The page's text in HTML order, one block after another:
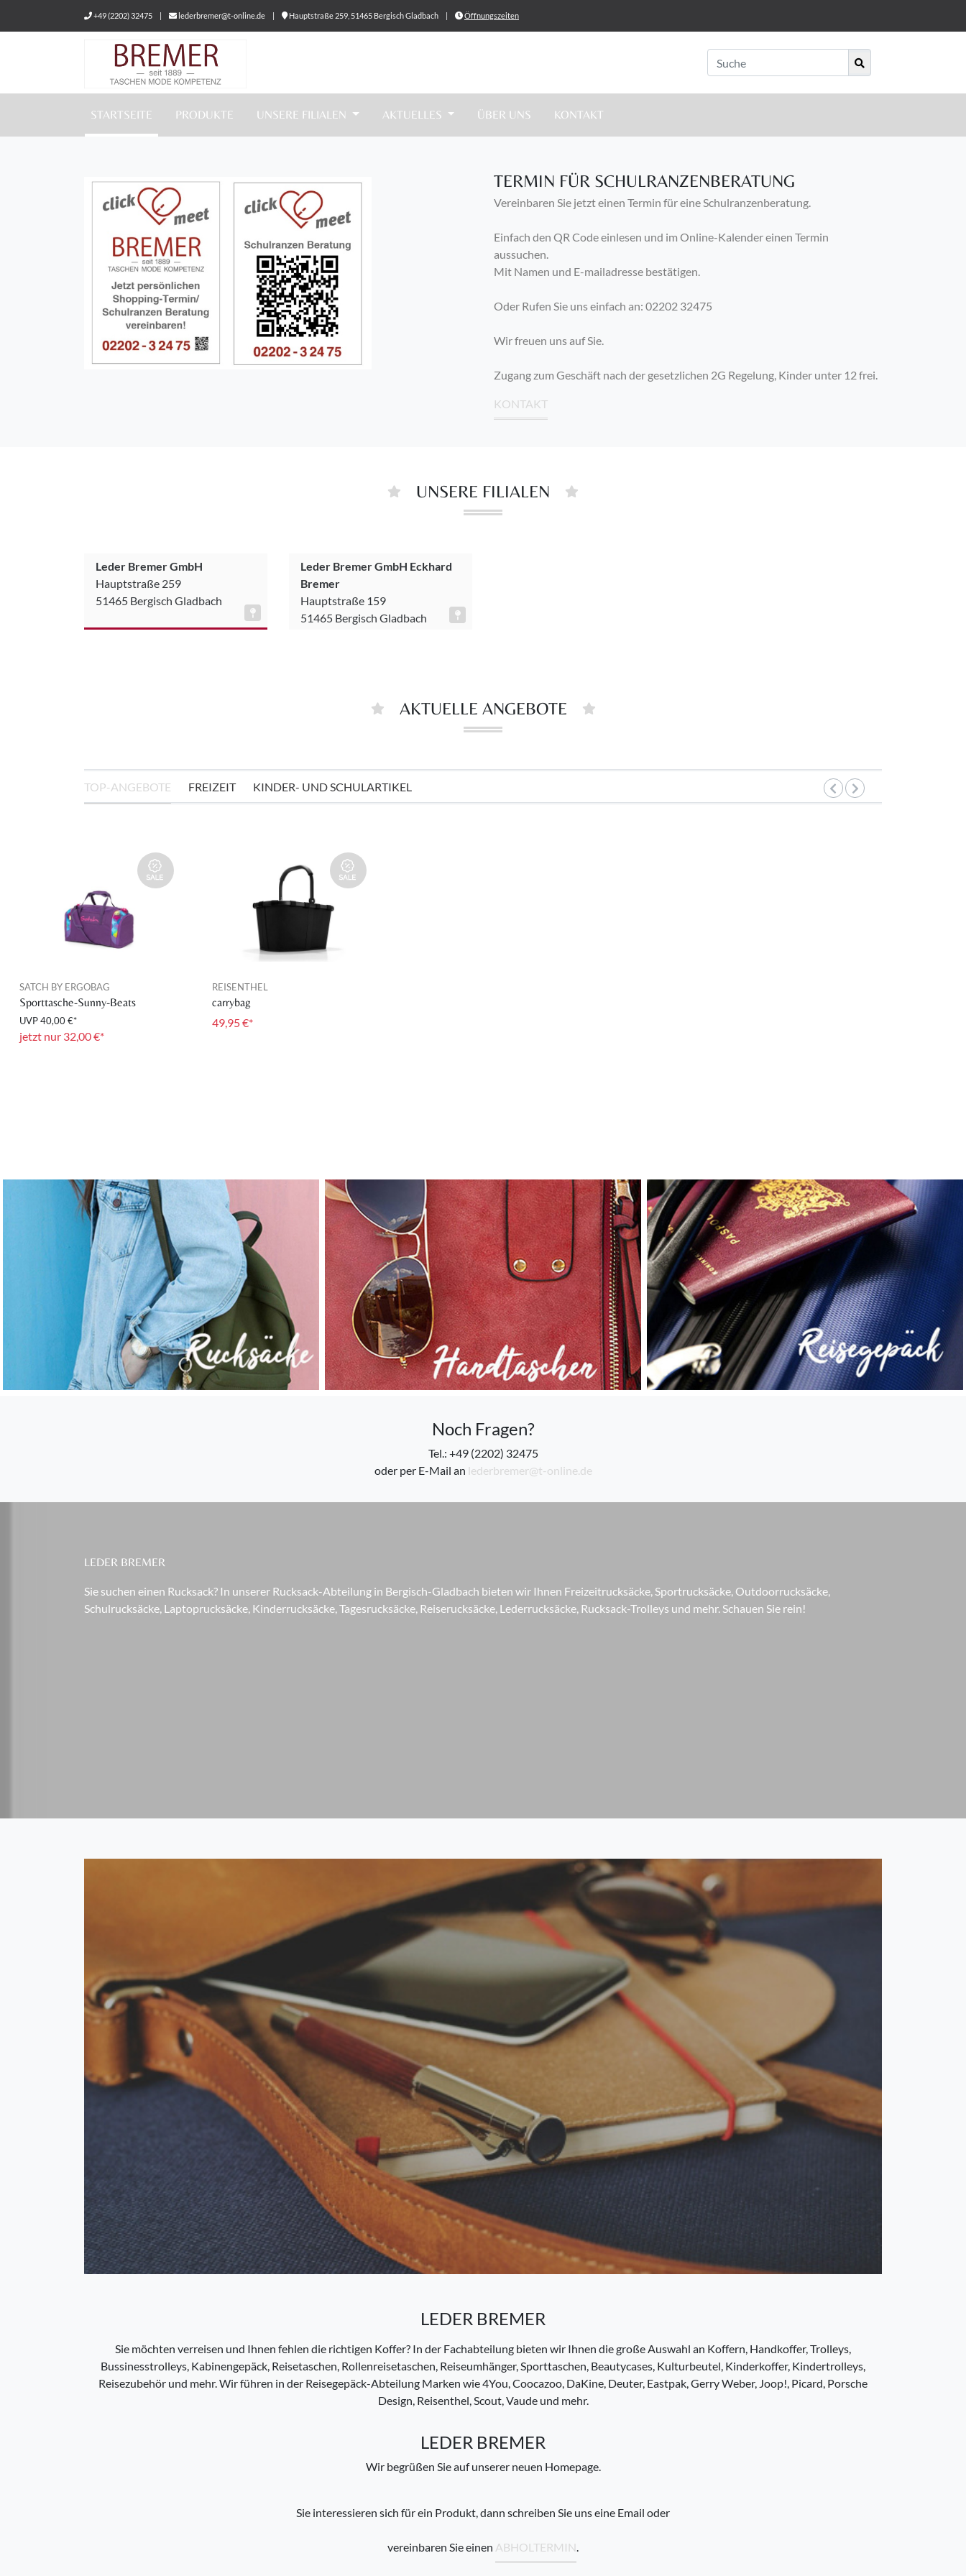
+49 (2202) 32475 | lederbremer@t-online.de | Hauptstraße 259, 51465 Bergisch Gladbach | Öffnungszeiten
STARTSEITE PRODUKTE UNSERE FILIALEN AKTUELLES ÜBER UNS KONTAKT
TERMIN FÜR SCHULRANZENBERATUNG
Vereinbaren Sie jetzt einen Termin für eine Schulranzenberatung.
Einfach den QR Code einlesen und im Online-Kalender einen Termin
aussuchen.
Mit Namen und E-mailadresse bestätigen.
Oder Rufen Sie uns einfach an: 02202 32475
Wir freuen uns auf Sie.
Zugang zum Geschäft nach der gesetzlichen 2G Regelung, Kinder unter 12 frei.
KONTAKT
UNSERE FILIALEN
Leder Bremer GmbH
Hauptstraße 259
51465 Bergisch Gladbach
Leder Bremer GmbH Eckhard
Bremer
Hauptstraße 159
51465 Bergisch Gladbach
AKTUELLE ANGEBOTE
TOP-ANGEBOTE FREIZEIT KINDER- UND SCHULARTIKEL
SATCH BY ERGOBAG
Sporttasche-Sunny-Beats
UVP40,00 €*
jetzt nur 32,00 €*
REISENTHEL
carrybag
49,95 €*
Noch Fragen?
Tel.: +49 (2202) 32475
oder per E-Mail an lederbremer@t-online.de
LEDER BREMER
Sie suchen einen Rucksack? In unserer Rucksack-Abteilung in Bergisch-Gladbach bieten wir Ihnen Freizeitrucksäcke, Sportrucksäcke, Outdoorrucksäcke,
Schulrucksäcke, Laptoprucksäcke, Kinderrucksäcke, Tagesrucksäcke, Reiserucksäcke, Lederrucksäcke, Rucksack-Trolleys und mehr. Schauen Sie rein!
LEDER BREMER
Sie möchten verreisen und Ihnen fehlen die richtigen Koffer? In der Fachabteilung bieten wir Ihnen die große Auswahl an Koffern, Handkoffer, Trolleys,
Bussinesstrolleys, Kabinengepäck, Reisetaschen, Rollenreisetaschen, Reiseumhänger, Sporttaschen, Beautycases, Kulturbeutel, Kinderkoffer, Kindertrolleys,
Reisezubehör und mehr. Wir führen in der Reisegepäck-Abteilung Marken wie 4You, Coocazoo, DaKine, Deuter, Eastpak, Gerry Weber, Joop!, Picard, Porsche
Design, Reisenthel, Scout, Vaude und mehr.
LEDER BREMER
Wir begrüßen Sie auf unserer neuen Homepage.
Sie interessieren sich für ein Produkt, dann schreiben Sie uns eine Email oder
vereinbaren Sie einen ABHOLTERMIN.